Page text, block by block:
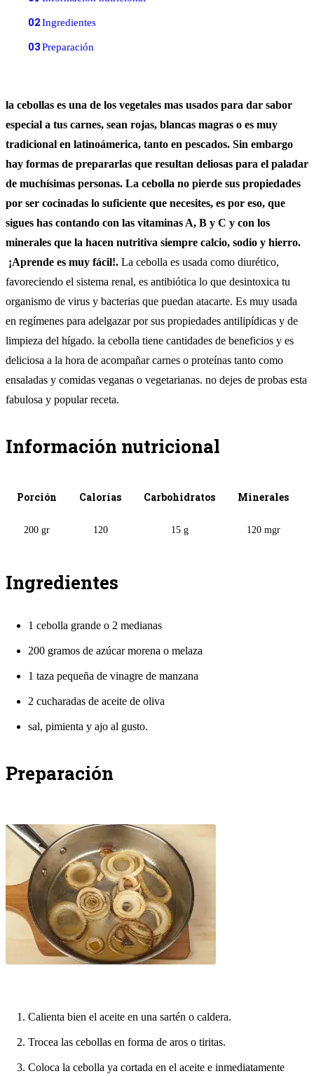
02Ingredientes
03Preparación
la cebollas es una de los vegetales mas usados para dar sabor
especial a tus carnes, sean rojas, blancas magras o es muy
tradicional en latinoámerica, tanto en pescados. Sin embargo
hay formas de prepararlas que resultan deliosas para el paladar
de muchísimas personas. La cebolla no pierde sus propiedades
por ser cocinadas lo suficiente que necesites, es por eso, que
sigues has contando con las vitaminas A, B y C y con los
minerales que la hacen nutritiva siempre calcio, sodio y hierro.
¡Aprende es muy fácil!. La cebolla es usada como diurético,
favoreciendo el sistema renal, es antibiótica lo que desintoxica tu
organismo de virus y bacterias que puedan atacarte. Es muy usada
en regímenes para adelgazar por sus propiedades antilipídicas y de
limpieza del hígado. la cebolla tiene cantidades de beneficios y es
deliciosa a la hora de acompañar carnes o proteínas tanto como
ensaladas y comidas veganas o vegetarianas. no dejes de probas esta
fabulosa y popular receta.
Información nutricional
Porción Calorías Carbohidratos Minerales
200 gr 120 15 g 120 mgr
Ingredientes
1 cebolla grande o 2 medianas
200 gramos de azúcar morena o melaza
1 taza pequeña de vinagre de manzana
2 cucharadas de aceite de oliva
sal, pimienta y ajo al gusto.
Preparación
Calienta bien el aceite en una sartén o caldera.
Trocea las cebollas en forma de aros o tiritas.
Coloca la cebolla ya cortada en el aceite e inmediatamente